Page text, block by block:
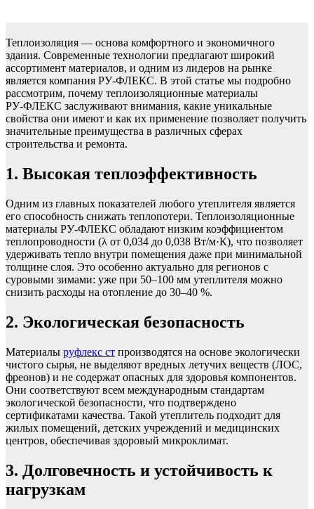
Теплоизоляция — основа комфортного и экономичного
здания. Современные технологии предлагают широкий
ассортимент материалов, и одним из лидеров на рынке
является компания РУ‑ФЛЕКС. В этой статье мы подробно
рассмотрим, почему теплоизоляционные материалы
РУ‑ФЛЕКС заслуживают внимания, какие уникальные
свойства они имеют и как их применение позволяет получить
значительные преимущества в различных сферах
строительства и ремонта.
1. Высокая теплоэффективность
Одним из главных показателей любого утеплителя является
его способность снижать теплопотери. Теплоизоляционные
материалы РУ‑ФЛЕКС обладают низким коэффициентом
теплопроводности (λ от 0,034 до 0,038 Вт/м·К), что позволяет
удерживать тепло внутри помещения даже при минимальной
толщине слоя. Это особенно актуально для регионов с
суровыми зимами: уже при 50–100 мм утеплителя можно
снизить расходы на отопление до 30–40 %.
2. Экологическая безопасность
Материалы руфлекс ст производятся на основе экологически
чистого сырья, не выделяют вредных летучих веществ (ЛОС,
фреонов) и не содержат опасных для здоровья компонентов.
Они соответствуют всем международным стандартам
экологической безопасности, что подтверждено
сертификатами качества. Такой утеплитель подходит для
жилых помещений, детских учреждений и медицинских
центров, обеспечивая здоровый микроклимат.
3. Долговечность и устойчивость к
нагрузкам